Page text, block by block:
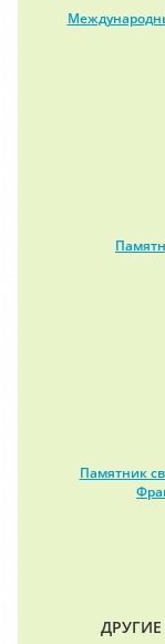
Памятник